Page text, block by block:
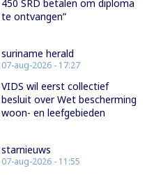
450 SRD betalen om diploma
te ontvangen”
suriname herald
07-aug-2026 - 17:27
VIDS wil eerst collectief
besluit over Wet bescherming
woon- en leefgebieden
starnieuws
07-aug-2026 - 11:55